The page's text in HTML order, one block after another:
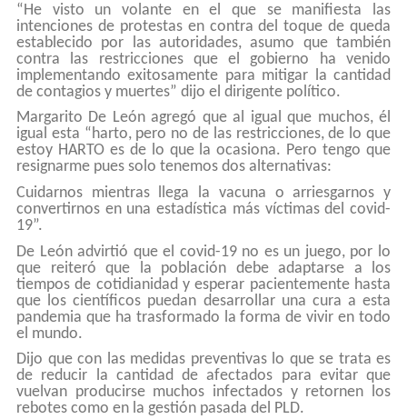
“He visto un volante en el que se manifiesta las
intenciones de protestas en contra del toque de queda
establecido por las autoridades, asumo que también
contra las restricciones que el gobierno ha venido
implementando exitosamente para mitigar la cantidad
de contagios y muertes” dijo el dirigente político.
Margarito De León agregó que al igual que muchos, él
igual esta “harto, pero no de las restricciones, de lo que
estoy HARTO es de lo que la ocasiona. Pero tengo que
resignarme pues solo tenemos dos alternativas:
Cuidarnos mientras llega la vacuna o arriesgarnos y
convertirnos en una estadística más víctimas del covid-
19”.
De León advirtió que el covid-19 no es un juego, por lo
que reiteró que la población debe adaptarse a los
tiempos de cotidianidad y esperar pacientemente hasta
que los científicos puedan desarrollar una cura a esta
pandemia que ha trasformado la forma de vivir en todo
el mundo.
Dijo que con las medidas preventivas lo que se trata es
de reducir la cantidad de afectados para evitar que
vuelvan producirse muchos infectados y retornen los
rebotes como en la gestión pasada del PLD.